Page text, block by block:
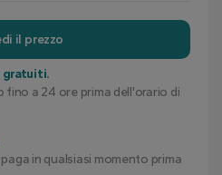
il prezzo
gratuiti.
fino a 24 ore prima dell'orario di
in qualsiasi momento prima